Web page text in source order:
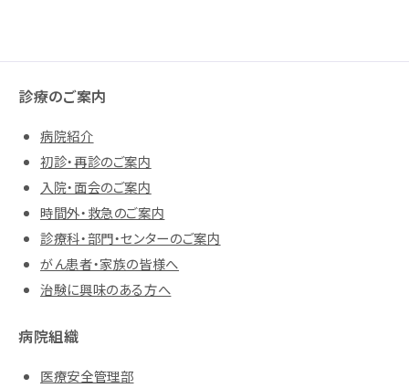
診療のご案内
病院紹介
初診・再診のご案内
入院・面会のご案内
時間外・救急のご案内
診療科・部門・センターのご案内
がん患者・家族の皆様へ
治験に興味のある方へ
病院組織
医療安全管理部